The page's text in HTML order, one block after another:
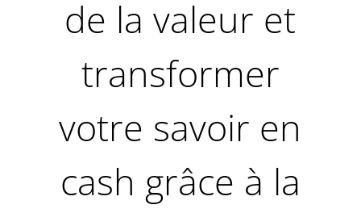
de la valeur et
transformer
votre savoir en
cash grâce à la